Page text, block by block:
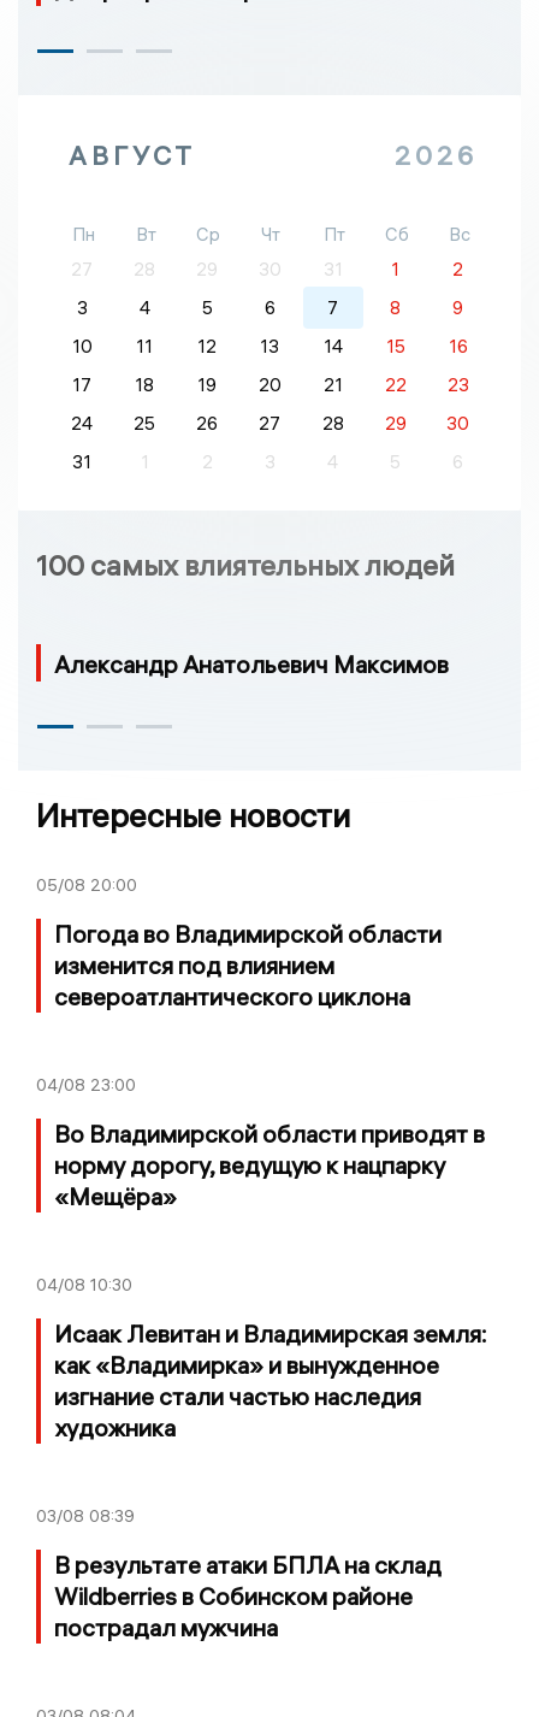
АВГУСТ 2026
Пн Вт Ср Чт Пт Сб
Вс
27
28 29 30 31 1
2
3
4 5 6 7 8
9
10
11 12 13 14 15
16
17
18 19 20 21 22
23
24
25 26 27 28 29
30
31
1 2 3 4 5 6
100 самых влиятельных людей
Александр Анатольевич Максимов
Интересные новости
05/08 20:00
Погода во Владимирской области
изменится под влиянием
североатлантического циклона
04/08 23:00
Во Владимирской области приводят в
норму дорогу, ведущую к нацпарку
«Мещёра»
04/08 10:30
Исаак Левитан и Владимирская земля:
как «Владимирка» и вынужденное
изгнание стали частью наследия
художника
03/08 08:39
В результате атаки БПЛА на склад
Wildberries в Собинском районе
пострадал мужчина